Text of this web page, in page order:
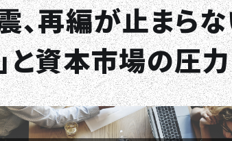
再編が止まらな
と資本市場の圧力